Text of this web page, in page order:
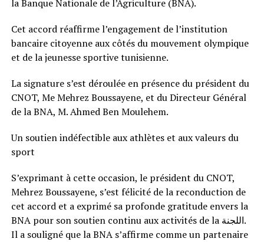
la Banque Nationale de l’Agriculture (BNA).
Cet accord réaffirme l’engagement de l’institution
bancaire citoyenne aux côtés du mouvement olympique
et de la jeunesse sportive tunisienne.
La signature s’est déroulée en présence du président du
CNOT, Me Mehrez Boussayene, et du Directeur Général
de la BNA, M. Ahmed Ben Moulehem.
Un soutien indéfectible aux athlètes et aux valeurs du
sport
S’exprimant à cette occasion, le président du CNOT,
Mehrez Boussayene, s’est félicité de la reconduction de
cet accord et a exprimé sa profonde gratitude envers la
BNA pour son soutien continu aux activités de la اللجنة.
Il a souligné que la BNA s’affirme comme un partenaire